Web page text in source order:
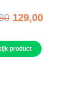
129,00
product